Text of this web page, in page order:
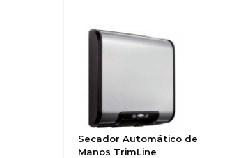
Secador Automático de
Manos TrimLine